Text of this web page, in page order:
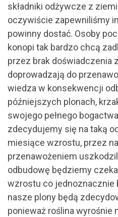
składniki odżywcze z
oczywiście zapewniliśmy
powinny dostać. Osoby
konopi tak bardzo chcą
przez brak doświadczenia
doprowadzają do
wiedza w konsekwencji
późniejszych plonach,
swojego pełnego
zdecydujemy się na taką
miesiące wzrostu, przez
przenawożeniem
odbudowę będziemy
wzrostu co jednoznacznie
nasze plony będą
ponieważ roślina wyrośnie